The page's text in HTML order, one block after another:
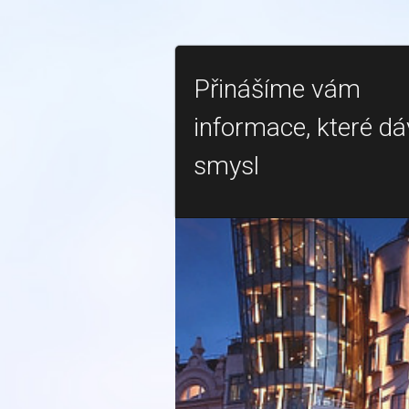
Přinášíme vám
informace, které
smysl